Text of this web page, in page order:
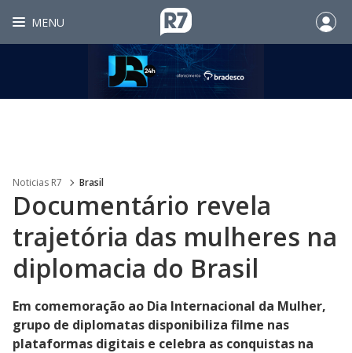
MENU
Noticias R7 Brasil
Documentário revela
trajetória das mulheres na
diplomacia do Brasil
Em comemoração ao Dia Internacional da Mulher,
grupo de diplomatas disponibiliza filme nas
plataformas digitais e celebra as conquistas na